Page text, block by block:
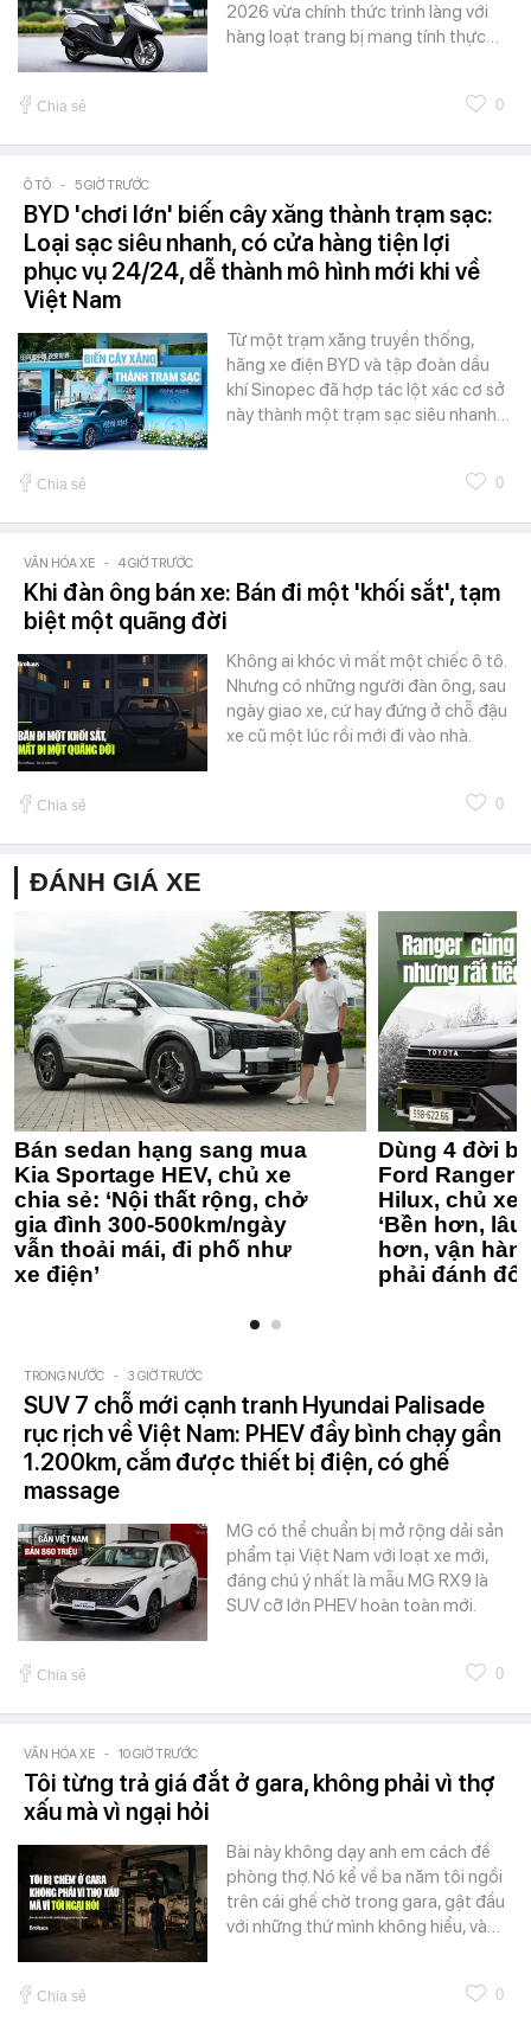
2026 vừa chính thức trình làng với
hàng loạt trang bị mang tính thực…
Chia sẻ 0
Ô TÔ - 5 GIỜ TRƯỚC
BYD 'chơi lớn' biến cây xăng thành trạm sạc:
Loại sạc siêu nhanh, có cửa hàng tiện lợi
phục vụ 24/24, dễ thành mô hình mới khi về
Việt Nam
Từ một trạm xăng truyền thống,
hãng xe điện BYD và tập đoàn dầu
khí Sinopec đã hợp tác lột xác cơ sở
này thành một trạm sạc siêu nhanh…
Chia sẻ 0
VĂN HÓA XE - 4 GIỜ TRƯỚC
Khi đàn ông bán xe: Bán đi một 'khối sắt', tạm
biệt một quãng đời
Không ai khóc vì mất một chiếc ô tô.
Nhưng có những người đàn ông, sau
ngày giao xe, cứ hay đứng ở chỗ đậu
xe cũ một lúc rồi mới đi vào nhà.
Chia sẻ 0
ĐÁNH GIÁ XE
Bán sedan hạng sang mua
Kia Sportage HEV, chủ xe
chia sẻ: ‘Nội thất rộng, chở
gia đình 300-500km/ngày
vẫn thoải mái, đi phố như
xe điện’
Dùng 4 đời
Ford Ranger
Hilux, chủ xe
‘Bền hơn,
hơn, vận
phải đánh
TRONG NƯỚC - 3 GIỜ TRƯỚC
SUV 7 chỗ mới cạnh tranh Hyundai Palisade
rục rịch về Việt Nam: PHEV đầy bình chạy gần
1.200km, cắm được thiết bị điện, có ghế
massage
MG có thể chuẩn bị mở rộng dải sản
phẩm tại Việt Nam với loạt xe mới,
đáng chú ý nhất là mẫu MG RX9 là
SUV cỡ lớn PHEV hoàn toàn mới.
Chia sẻ 0
VĂN HÓA XE - 10 GIỜ TRƯỚC
Tôi từng trả giá đắt ở gara, không phải vì thợ
xấu mà vì ngại hỏi
Bài này không dạy anh em cách đề
phòng thợ. Nó kể về ba năm tôi ngồi
trên cái ghế chờ trong gara, gật đầu
với những thứ mình không hiểu, và…
Chia sẻ 0